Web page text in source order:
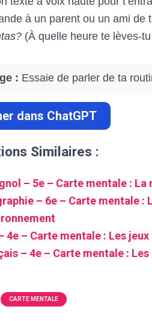
à un parent ou un ami de
(À quelle heure te lèves-
: Essaie de parler de ta
dans ChatGPT
Similaires :
– 5e – Carte mentale :
– 6e – Carte mentale
4e – Carte mentale : Les
– 4e – Carte mentale :
CARTE MENTALE